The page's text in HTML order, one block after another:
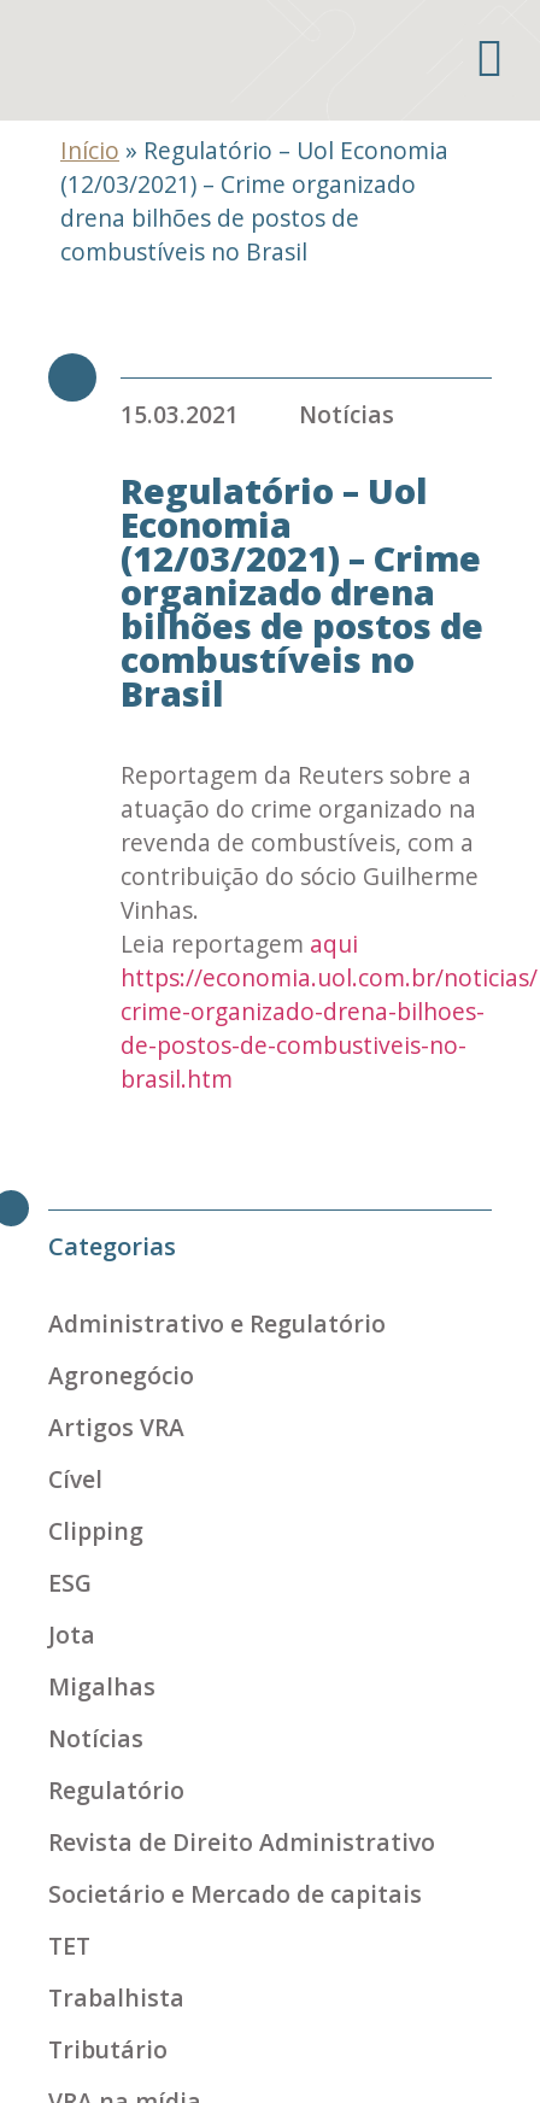
Início » Regulatório – Uol Economia
(12/03/2021) – Crime organizado
drena bilhões de postos de
combustíveis no Brasil
15.03.2021 Notícias
Regulatório – Uol
Economia
(12/03/2021) – Crime
organizado drena
bilhões de postos de
combustíveis no
Brasil
Reportagem da Reuters sobre a
atuação do crime organizado na
revenda de combustíveis, com a
contribuição do sócio Guilherme
Vinhas.
Leia reportagem aqui
https://economia.uol.com.br/
crime-organizado-drena-bilhoes-
de-postos-de-combustiveis-no-
brasil.htm
Categorias
Administrativo e Regulatório
Agronegócio
Artigos VRA
Cível
Clipping
ESG
Jota
Migalhas
Notícias
Regulatório
Revista de Direito Administrativo
Societário e Mercado de capitais
TET
Trabalhista
Tributário